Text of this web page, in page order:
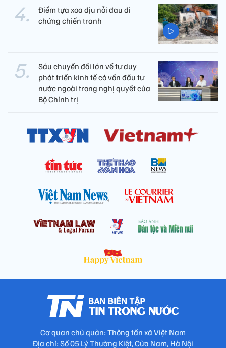
Điểm tựa xoa dịu nỗi đau di
chứng chiến tranh
Sáu chuyển đổi lớn về tư duy
phát triển kinh tế có vốn đầu tư
nước ngoài trong nghị quyết của
Bộ Chính trị
Cơ quan chủ quản: Thông tấn xã Việt Nam
Địa chỉ: Số 05 Lý Thường Kiệt, Cửa Nam, Hà Nội